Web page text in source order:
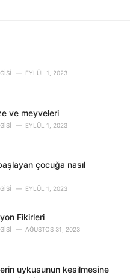
EYLÜL 1, 2023
ve meyveleri
EYLÜL 1, 2023
çocuğa nasıl
EYLÜL 1, 2023
Fikirleri
AĞUSTOS 31, 2023
uykusunun kesilmesine